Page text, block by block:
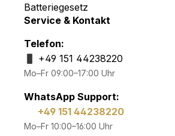
Batteriegesetz
Service & Kontakt
Telefon:
+49 151 44238220
Mo–Fr 09:00–17:00 Uhr
WhatsApp Support:
+49 151 44238220
Mo–Fr 10:00–16:00 Uhr